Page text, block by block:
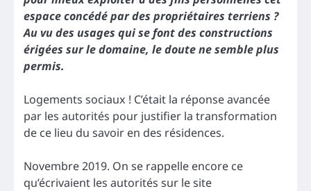
espace concédé par des propriétaires terriens ?
Au vu des usages qui se font des constructions
érigées sur le domaine, le doute ne semble plus
permis.
Logements sociaux ! C’était la réponse avancée
par les autorités pour justifier la transformation
de ce lieu du savoir en des résidences.
Novembre 2019. On se rappelle encore ce
qu’écrivaient les autorités sur le site